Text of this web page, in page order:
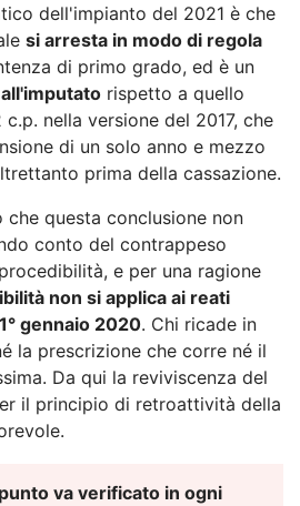
dell'impianto del 2021 è che
si arresta in modo di regola
di primo grado, ed è un
rispetto a quello
nella versione del 2017, che
di un solo anno e mezzo
prima della cassazione.
questa conclusione non
conto del contrappeso
e per una ragione
non si applica ai reati
gennaio 2020. Chi ricade in
la prescrizione che corre né il
Da qui la reviviscenza del
il principio di retroattività della
va verificato in ogni